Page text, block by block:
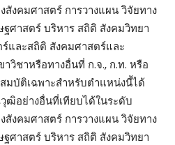
สังคมศาสตร์ การวางแผน วิจัยทาง
ศาสตร์ บริหาร สถิติ สังคมวิทยา
และสถิติ สังคมศาสตร์และ
วิชาหรือทางอื่นที่ ก.จ., ก.ท. หรือ
มบัติเฉพาะสำหรับตำแหน่งนี้ได้
อย่างอื่นที่เทียบได้ในระดับ
สังคมศาสตร์ การวางแผน วิจัยทาง
ศาสตร์ บริหาร สถิติ สังคมวิทยา